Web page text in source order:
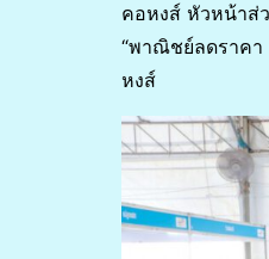
คอหงส์ หัวหน้าส่
“พาณิชย์ลดราคา
หงส์